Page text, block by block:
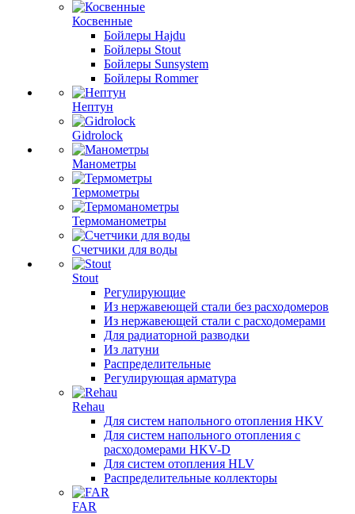
Косвенные
Бойлеры Hajdu
Бойлеры Stout
Бойлеры Sunsystem
Бойлеры Rommer
Нептун
Gidrolock
Манометры
Термометры
Термоманометры
Счетчики для воды
Stout
Регулирующие
Из нержавеющей стали без расходомеров
Из нержавеющей стали с расходомерами
Для радиаторной разводки
Из латуни
Распределительные
Регулирующая арматура
Rehau
Для систем напольного отопления HKV
Для систем напольного отопления с
расходомерами HKV-D
Для систем отопления HLV
Распределительные коллекторы
FAR